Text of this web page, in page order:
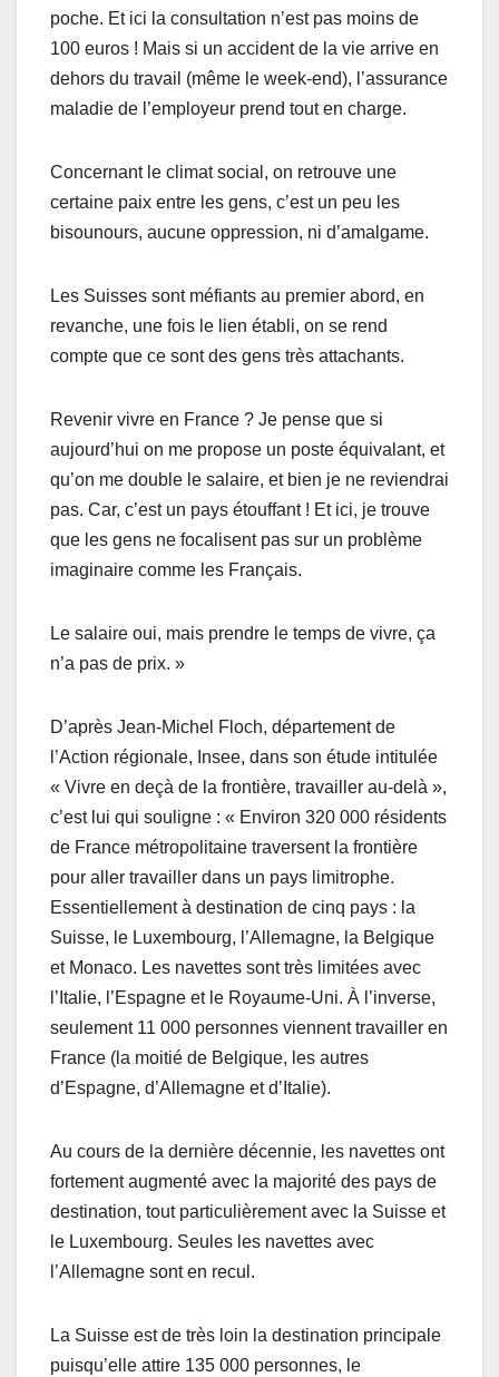
poche. Et ici la consultation n’est pas moins de
100 euros ! Mais si un accident de la vie arrive en
dehors du travail (même le week-end), l’assurance
maladie de l’employeur prend tout en charge.
Concernant le climat social, on retrouve une
certaine paix entre les gens, c’est un peu les
bisounours, aucune oppression, ni d’amalgame.
Les Suisses sont méfiants au premier abord, en
revanche, une fois le lien établi, on se rend
compte que ce sont des gens très attachants.
Revenir vivre en France ? Je pense que si
aujourd’hui on me propose un poste équivalant, et
qu’on me double le salaire, et bien je ne reviendrai
pas. Car, c’est un pays étouffant ! Et ici, je trouve
que les gens ne focalisent pas sur un problème
imaginaire comme les Français.
Le salaire oui, mais prendre le temps de vivre, ça
n’a pas de prix. »
D’après Jean-Michel Floch, département de
l’Action régionale, Insee, dans son étude intitulée
« Vivre en deçà de la frontière, travailler au-delà »,
c’est lui qui souligne : « Environ 320 000 résidents
de France métropolitaine traversent la frontière
pour aller travailler dans un pays limitrophe.
Essentiellement à destination de cinq pays : la
Suisse, le Luxembourg, l’Allemagne, la Belgique
et Monaco. Les navettes sont très limitées avec
l’Italie, l’Espagne et le Royaume-Uni. À l’inverse,
seulement 11 000 personnes viennent travailler en
France (la moitié de Belgique, les autres
d’Espagne, d’Allemagne et d’Italie).
Au cours de la dernière décennie, les navettes ont
fortement augmenté avec la majorité des pays de
destination, tout particulièrement avec la Suisse et
le Luxembourg. Seules les navettes avec
l’Allemagne sont en recul.
La Suisse est de très loin la destination principale
puisqu’elle attire 135 000 personnes, le